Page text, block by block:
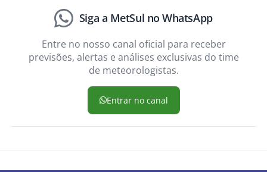
Siga a MetSul no WhatsApp
Entre no nosso canal oficial para receber
previsões, alertas e análises exclusivas do time
de meteorologistas.
Entrar no canal